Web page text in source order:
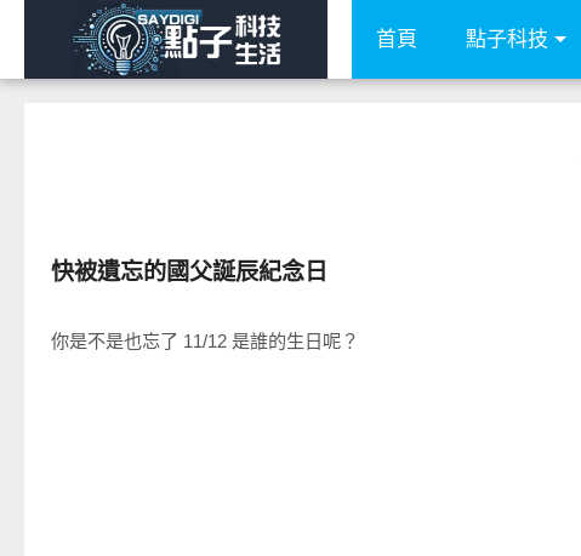
首頁 點子科技
快被遺忘的國父誕辰紀念日
你是不是也忘了 11/12 是誰的生日呢？